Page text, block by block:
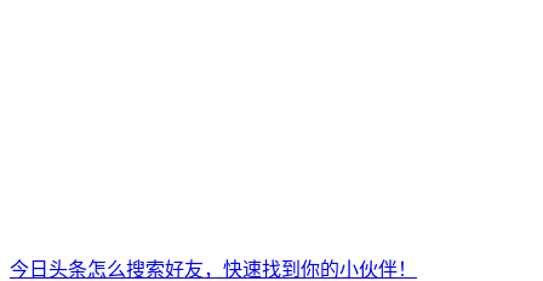
今日头条怎么搜索好友，快速找到你的小伙伴！